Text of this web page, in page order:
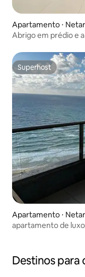
Apartamento ⋅
Abrigo em prédio e
Superhost
Superhost
Apartamento ⋅
apartamento de
Destinos para